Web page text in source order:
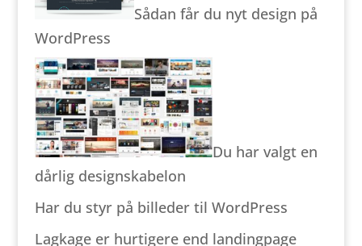
Sådan får du nyt design på
WordPress
Du har valgt en
dårlig designskabelon
Har du styr på billeder til WordPress
Lagkage er hurtigere end landingpage